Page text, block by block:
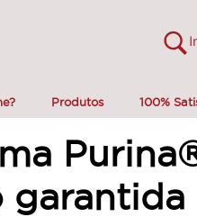
Produtos 100%
garantida